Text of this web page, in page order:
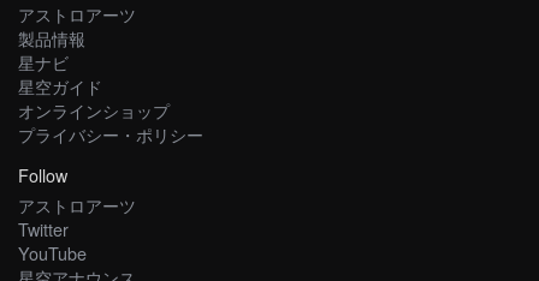
アストロアーツ
製品情報
星ナビ
星空ガイド
オンラインショップ
プライバシー・ポリシー
Follow
アストロアーツ
Twitter
YouTube